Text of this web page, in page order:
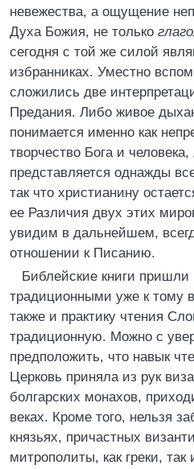
невежества, а ощущение
Духа Божия, не только
сегодня с той же силой
избранниках. Уместно
сложились две
Предания. Либо живое
понимается именно как
творчество Бога и
представляется однажды
так что христианину
ее Различия двух этих
увидим в дальнейшем,
отношении к Писанию.
Библейские книги
традиционными уже к тому
также и практику чтения
традиционную. Можно с
предположить, что навык
Церковь приняла из рук
болгарских монахов,
веках. Кроме того, нельзя
князьях, причастных
митрополиты, как греки, так